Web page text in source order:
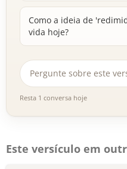
Como a ideia de
vida hoje?
Resta 1 conversa hoje
Este versículo em